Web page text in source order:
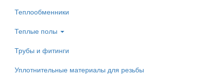
Теплообменники
Теплые полы
Трубы и фитинги
Уплотнительные материалы для резьбы